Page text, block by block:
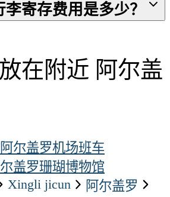
寄存费用是多少？
在附近 阿尔盖
阿尔盖罗机场班车
盖罗珊瑚博物馆
xingli jicun
阿尔盖罗